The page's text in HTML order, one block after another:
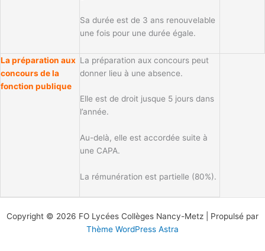
Sa durée est de 3 ans renouvelable
une fois pour une durée égale.
La préparation aux
concours de la
fonction publique
La préparation aux concours peut
donner lieu à une absence.
Elle est de droit jusque 5 jours dans
l’année.
Au-delà, elle est accordée suite à
une CAPA.
La rémunération est partielle (80%).
Copyright © 2026 FO Lycées Collèges Nancy-Metz | Propulsé par
Thème WordPress Astra